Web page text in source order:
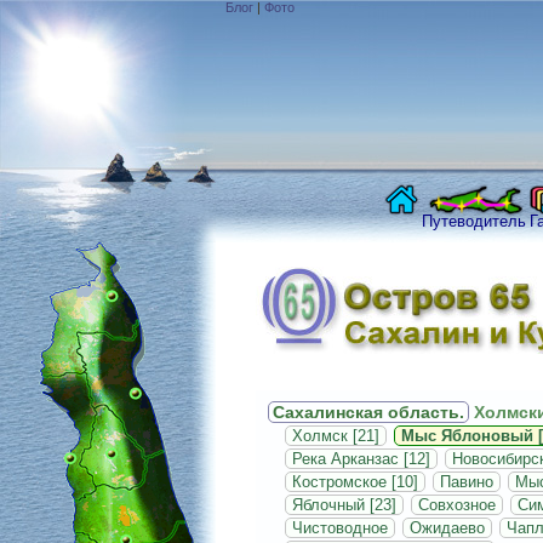
Блог | Фото
Путеводитель
Сахалинская область.
Холмск [21]
Мыс Яблоновый
Река Арканзас [12]
Костромское [10]
Павино
Яблочный [23]
Совхозное
Чистоводное
Ожидаево